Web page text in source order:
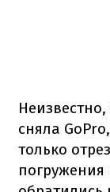
Неизвестно,
сняла GoPro
только
погружения